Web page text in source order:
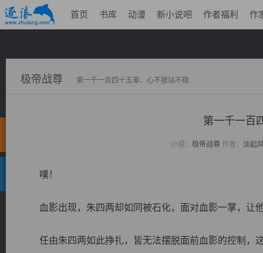
首页 书库 动漫 新小说吧 作者福利 作
极帝战尊 第一千一百四十五章、心不狠站不稳
第一千一百
小说： 极帝战尊作者： 淡起
噗！
血影出现，朱四两却如同被石化，面对血影一掌，让
任由朱四两如此挣扎，皆无法摆脱面前血影的控制，